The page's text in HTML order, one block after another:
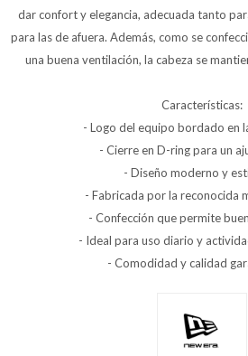
dar confort y elegancia, adecuada tanto
para las de afuera. Además, como se
una buena ventilación, la cabeza se
Características:
- Logo del equipo bordado en
- Cierre en D-ring para un
- Diseño moderno y
- Fabricada por la reconocida
- Confección que permite
- Ideal para uso diario y
- Comodidad y calidad